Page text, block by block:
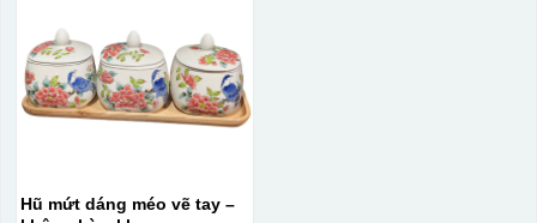
Hũ mứt dáng méo vẽ tay –